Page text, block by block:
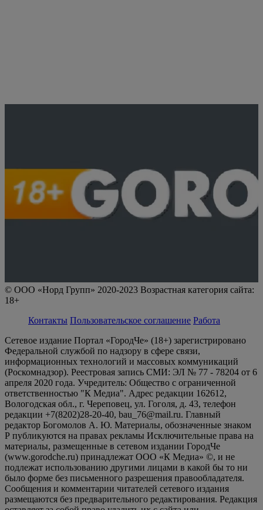
© ООО «Норд Групп» 2020-2023 Возрастная категория сайта:
18+
Контакты Пользовательское соглашение Работа
Сетевое издание Портал «ГородЧе» (18+) зарегистрировано
Федеральной службой по надзору в сфере связи,
информационных технологий и массовых коммуникаций
(Роскомнадзор). Реестровая запись СМИ: ЭЛ № 77 - 78204 от 6
апреля 2020 года. Учредитель: Общество с ограниченной
ответственностью "К Медиа". Адрес редакции 162612,
Вологодская обл., г. Череповец, ул. Гоголя, д. 43, телефон
редакции +7(8202)28-20-40, bau_76@mail.ru. Главный
редактор Богомолов А. Ю. Материалы, обозначенные знаком
Р публикуются на правах рекламы Исключительные права на
материалы, размещенные в сетевом издании ГородЧе
(www.gorodche.ru) принадлежат ООО «К Медиа» ©, и не
подлежат использованию другими лицами в какой бы то ни
было форме без письменного разрешения правообладателя.
Сообщения и комментарии читателей сетевого издания
размещаются без предварительного редактирования. Редакция